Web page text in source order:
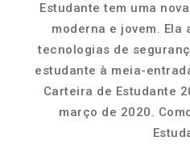
Estudante tem uma
moderna e jovem. Ela
tecnologias de
estudante à meia-
Carteira de Estudante
março de 2020.